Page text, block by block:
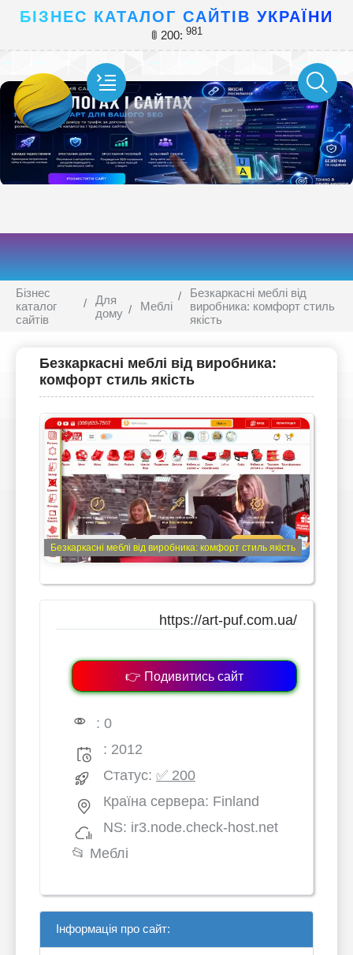
БІЗНЕС КАТАЛОГ САЙТІВ УКРАЇНИ
🚦 200: 981
Бізнес
каталог
сайтів
Для
дому
Меблі
Безкаркасні меблі від
виробника: комфорт стиль
якість
Безкаркасні меблі від виробника:
комфорт стиль якість
Безкаркасні меблі від виробника: комфорт стиль якість
https://art-puf.com.ua/
👉 Подивитись сайт
: 0
: 2012
Статус: ✅ 200
Країна сервера: Finland
NS: ir3.node.check-host.net
📂 Меблі
Інформація про сайт: